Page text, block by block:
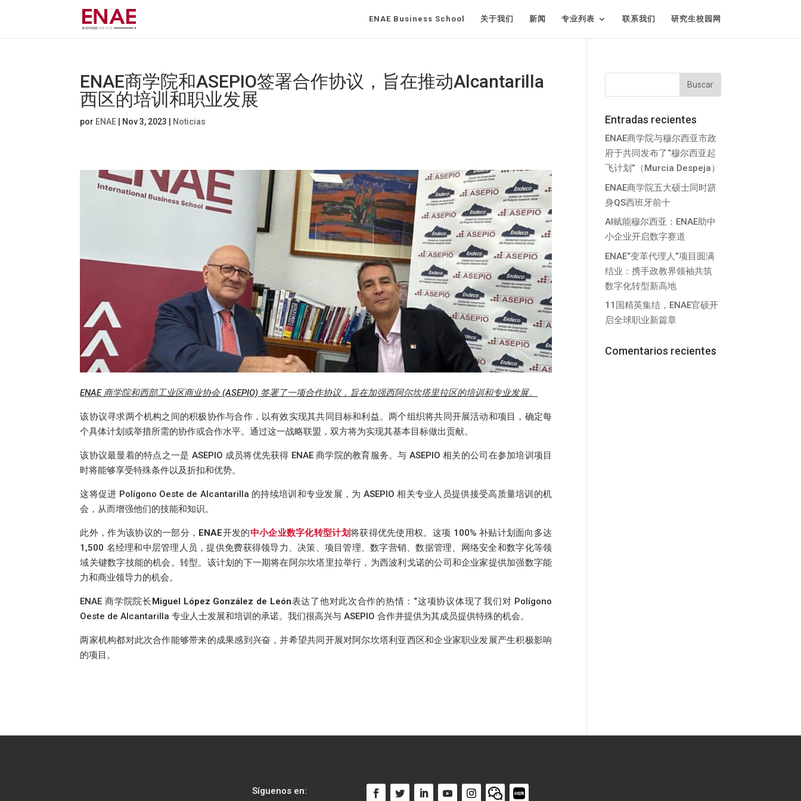
ENAE Business School 关于我们 新闻 专业列表 联系我们 研究生校园网
ENAE商学院和ASEPIO签署合作协议，旨在推动Alcantarilla
西区的培训和职业发展
por ENAE Nov 3, 2023 Noticias
ENAE 商学院和西部工业区商业协会 (ASEPIO) 签署了一项合作协议，旨在加强西阿尔坎塔里拉区的培训和专业发展。
该协议寻求两个机构之间的积极协作与合作，以有效实现其共同目标和利益。两个组织将共同开展活动和项目，确定每
个具体计划或举措所需的协作或合作水平。通过这一战略联盟，双方将为实现其基本目标做出贡献。
该协议最显着的特点之一是 ASEPIO 成员将优先获得 ENAE 商学院的教育服务。与 ASEPIO 相关的公司在参加培训项目
时将能够享受特殊条件以及折扣和优势。
这将促进 Polígono Oeste de Alcantarilla 的持续培训和专业发展，为 ASEPIO 相关专业人员提供接受高质量培训的机
会，从而增强他们的技能和知识。
此外，作为该协议的一部分， ENAE开发的中小企业数字化转型计划将获得优先使用权。这项 100% 补贴计划面向多达
1,500 名经理和中层管理人员，提供免费获得领导力、决策、项目管理、数字营销、数据管理、网络安全和数字化等领
域关键数字技能的机会。转型。该计划的下一期将在阿尔坎塔里拉举行，为西波利戈诺的公司和企业家提供加强数字能
力和商业领导力的机会。
ENAE 商学院院长Miguel López González de León表达了他对此次合作的热情：“这项协议体现了我们对 Polígono
Oeste de Alcantarilla 专业人士发展和培训的承诺。我们很高兴与 ASEPIO 合作并提供为其成员提供特殊的机会。
两家机构都对此次合作能够带来的成果感到兴奋，并希望共同开展对阿尔坎塔利亚西区和企业家职业发展产生积极影响
的项目。
Entradas recientes
ENAE商学院与穆尔西亚市政
府于共同发布了“穆尔西亚起
飞计划”（Murcia Despeja）
ENAE商学院五大硕士同时跻
身QS西班牙前十
AI赋能穆尔西亚：ENAE助中
小企业开启数字赛道
ENAE“变革代理人”项目圆满
结业：携手政教界领袖共筑
数字化转型新高地
11国精英集结，ENAE官硕开
启全球职业新篇章
Comentarios recientes
Síguenos en: